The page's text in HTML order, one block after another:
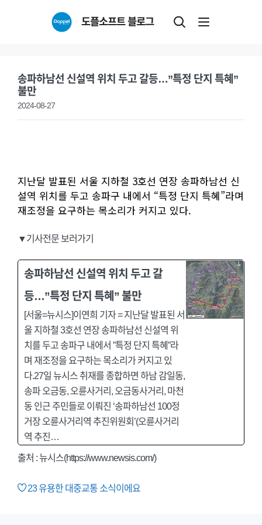
도플소프트 블로그
송파하남선 신설역 위치 두고 갈등…”특정 단지 특혜”
불만
2024-08-27
지난달 발표된 서울 지하철 3호선 연장 송파하남선 신
설역 위치를 두고 송파구 내에서 “특정 단지 특혜”라며
재조정을 요구하는 목소리가 커지고 있다.
▼기사전문 보러가기
송파하남선 신설역 위치 두고 갈
등…”특정 단지 특혜” 불만
[서울=뉴시스]이연희 기자 = 지난달 발표된 서
울 지하철 3호선 연장 송파하남선 신설역 위
치를 두고 송파구 내에서 ”특정 단지 특혜”라
며 재조정을 요구하는 목소리가 커지고 있
다.27일 뉴시스 취재를 종합하면 하남 감일동,
송파 오금동, 오륜사거리, 오금동사거리, 마천
동 인근 주민들로 이뤄진 ‘송파하남선 100정
거장 오륜사거리역 추진위원회’(오륜사거리
역 추진…
출처 : 뉴시스(https://www.newsis.com/)
23유용한 대중교통 소식이에요